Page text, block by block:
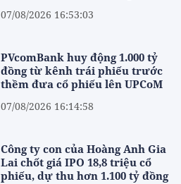
07/08/2026 16:53:03
PVcomBank huy động 1.000 tỷ
đồng từ kênh trái phiếu trước
thềm đưa cổ phiếu lên UPCoM
07/08/2026 16:14:58
Công ty con của Hoàng Anh Gia
Lai chốt giá IPO 18,8 triệu cổ
phiếu, dự thu hơn 1.100 tỷ đồng